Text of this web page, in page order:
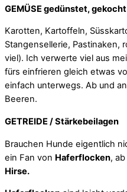
GEMÜSE gedünstet, gekocht
Karotten, Kartoffeln,
Stangensellerie, Pastinaken,
viel). Ich verwerte viel aus
fürs einfrieren gleich etwas
einfach unterwegs. Ab und
Beeren.
GETREIDE / Stärkebeilagen
Brauchen Hunde eigentlich
ein Fan von Haferflocken,
Hirse.